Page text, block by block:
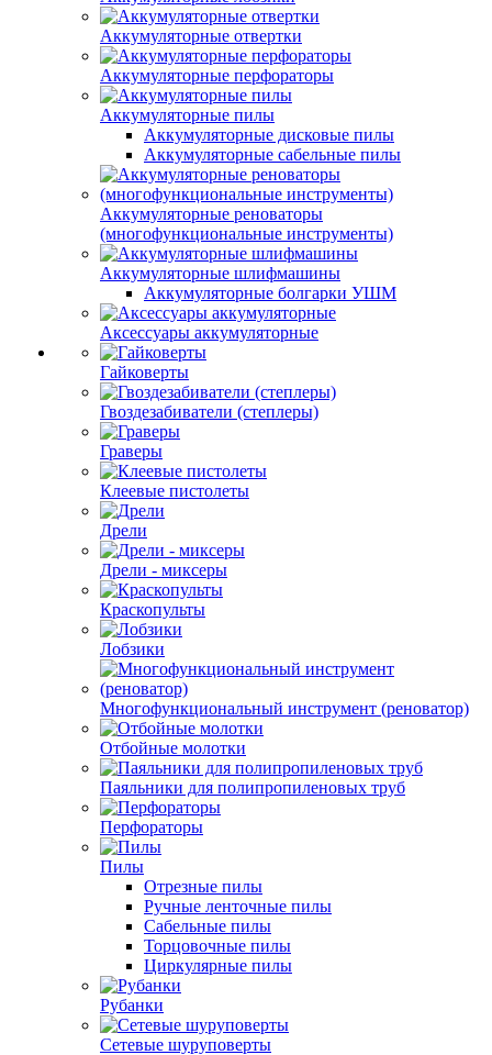
Аккумуляторные отвертки
Аккумуляторные перфораторы
Аккумуляторные пилы
Аккумуляторные дисковые пилы
Аккумуляторные сабельные пилы
Аккумуляторные реноваторы
(многофункциональные инструменты)
Аккумуляторные шлифмашины
Аккумуляторные болгарки УШМ
Аксессуары аккумуляторные
Гайковерты
Гвоздезабиватели (степлеры)
Граверы
Клеевые пистолеты
Дрели
Дрели - миксеры
Краскопульты
Лобзики
Многофункциональный инструмент (реноватор)
Отбойные молотки
Паяльники для полипропиленовых труб
Перфораторы
Пилы
Отрезные пилы
Ручные ленточные пилы
Сабельные пилы
Торцовочные пилы
Циркулярные пилы
Рубанки
Сетевые шуруповерты